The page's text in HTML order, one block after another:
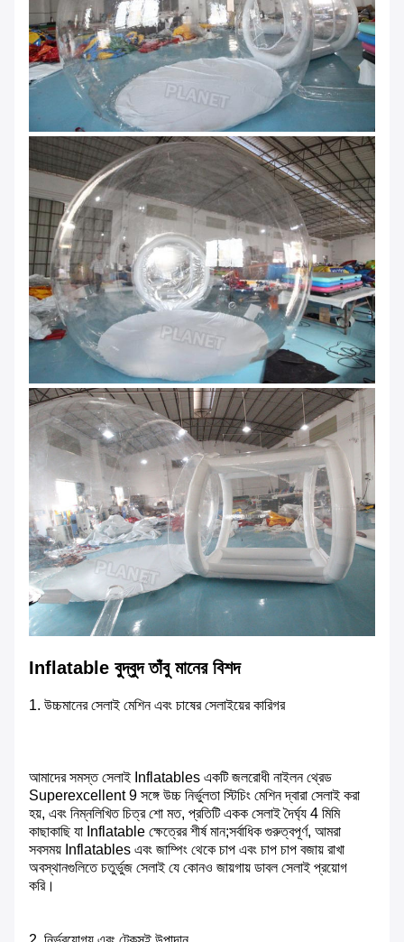
Inflatable বুদ্বুদ তাঁবু মানের বিশদ
1. উচ্চমানের সেলাই মেশিন এবং চাষের সেলাইয়ের কারিগর
আমাদের সমস্ত সেলাই Inflatables একটি জলরোধী নাইলন থ্রেড
Superexcellent 9 সঙ্গে উচ্চ নির্ভুলতা স্টিচিং মেশিন দ্বারা সেলাই করা
হয়, এবং নিম্নলিখিত চিত্র শো মত, প্রতিটি একক সেলাই দৈর্ঘ্য 4 মিমি
কাছাকাছি যা Inflatable ক্ষেত্রের শীর্ষ মান;সর্বাধিক গুরুত্বপূর্ণ, আমরা
সবসময় Inflatables এবং জাম্পিং থেকে চাপ এবং চাপ চাপ বজায় রাখা
অবস্থানগুলিতে চতুর্ভুজ সেলাই যে কোনও জায়গায় ডাবল সেলাই প্রয়োগ
করি।